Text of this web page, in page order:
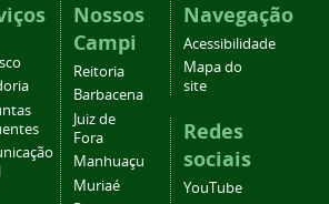
Nossos
Campi
Reitoria
Barbacena
Juiz de
Fora
Manhuaçu
Muriaé
Navegação
Acessibilidade
Mapa do
site
Redes
sociais
YouTube